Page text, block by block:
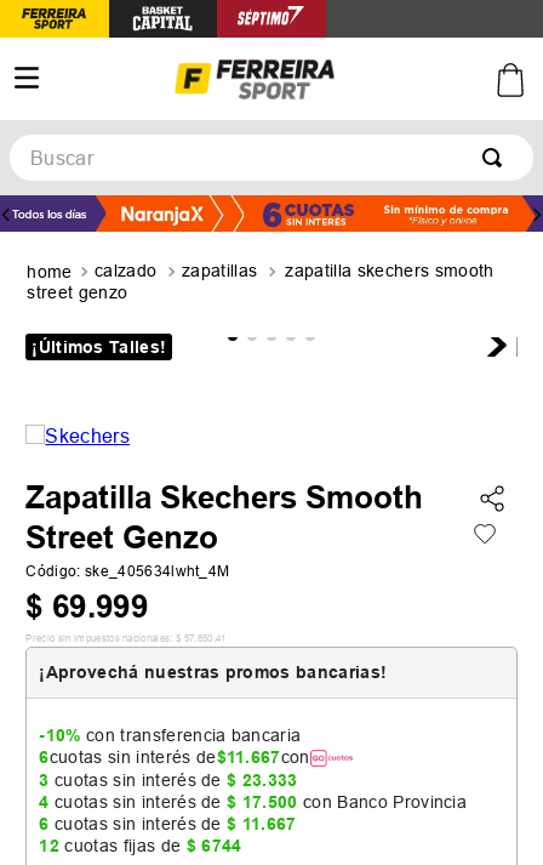
Buscar
TÉRMINOS MÁS BUSCADOS
2.
zapatillas
calzado zapatillas
zapatilla skechers smooth
street genzo
¡Últimos Talles!
Zapatilla Skechers Smooth
Street Genzo
Código: ske_405634lwht_4M
$ 69.999
Precio sin impuestos nacionales: $ 57.850 ,41
¡Aprovechá nuestras promos bancarias!
-10% con transferencia bancaria
6cuotas sin interés de$11.667con
3 cuotas sin interés de$ 23.333
4 cuotas sin interés de$ 17.500 con Banco Provincia
6 cuotas sin interés de$ 11.667
12 cuotas fijas de $ 6744